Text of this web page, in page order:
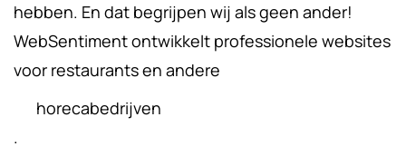
hebben. En dat begrijpen wij als geen ander!
WebSentiment ontwikkelt professionele websites
voor restaurants en andere
horecabedrijven
.